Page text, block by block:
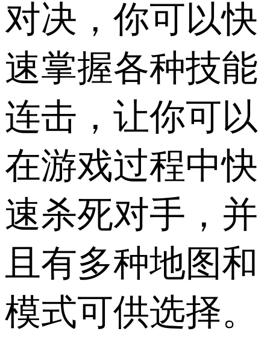
对决，你可以快
速掌握各种技能
连击，让你可以
在游戏过程中快
速杀死对手，并
且有多种地图和
模式可供选择。